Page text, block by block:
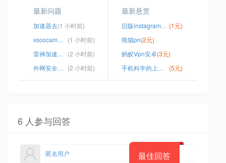
最新问题
加速器去(1 小时前)
vscocam破解安卓 (1 小时前)
雷神加速器怎么样 (2 小时前)
外网安全浏览器 (2 小时前)
最新悬赏
旧版instagram下载 (1元)
熊猫pn(2元)
蚂蚁Ⅴpn安卓(3元)
手机科学的上网方式
(5元)
6 人参与回答
最佳回答
匿名用户